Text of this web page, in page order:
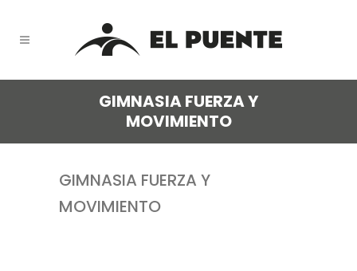
GIMNASIA FUERZA Y
MOVIMIENTO
GIMNASIA FUERZA Y
MOVIMIENTO